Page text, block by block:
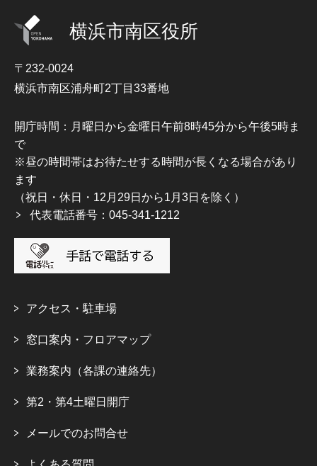
横浜市南区役所
〒232-0024
横浜市南区浦舟町2丁目33番地
開庁時間：月曜日から金曜日午前8時45分から午後5時ま
で
※昼の時間帯はお待たせする時間が長くなる場合があり
ます
（祝日・休日・12月29日から1月3日を除く）
代表電話番号：045-341-1212
アクセス・駐車場
窓口案内・フロアマップ
業務案内（各課の連絡先）
第2・第4土曜日開庁
メールでのお問合せ